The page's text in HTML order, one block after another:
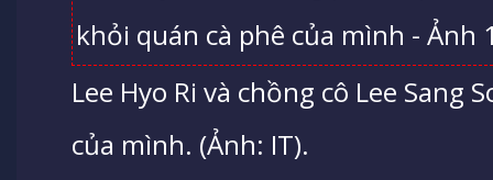
Lee Hyo Ri và chồng cô Lee Sang
của mình. (Ảnh: IT).